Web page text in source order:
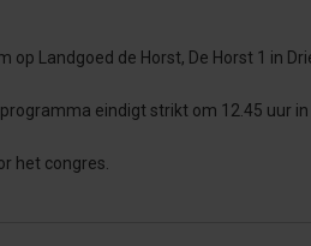
op Landgoed de Horst, De Horst 1 in
eindigt strikt om 12.45 uur
het congres.